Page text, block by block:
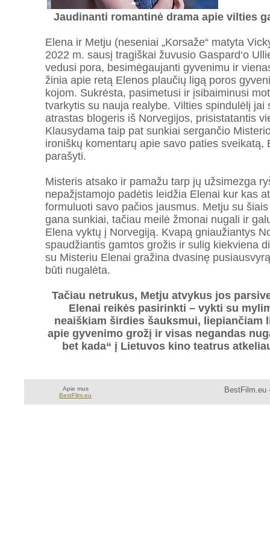
Jaudinanti romantinė drama apie vilties
Elena ir Metju (neseniai „Korsaže“ matyta
2022 m. sausį tragiškai žuvusio Gaspard‘o
vedusi pora, besimėgaujanti gyvenimu ir
žinia apie retą Elenos plaučių ligą poros
kojom. Sukrėsta, pasimetusi ir įsibaiminusi
tvarkytis su nauja realybe. Vilties spindulėlį jai
atrastas blogeris iš Norvegijos, prisistatantis
Klausydama taip pat sunkiai sergančio
ironiškų komentarų apie savo paties sveikatą,
parašyti.
Misteris atsako ir pamažu tarp jų užsimezga
nepažįstamojo padėtis leidžia Elenai kur kas
formuluoti savo pačios jausmus. Metju su
gana sunkiai, tačiau meilė žmonai nugali ir
Elena vyktų į Norvegiją. Kvapą gniaužiantys
spaudžiantis gamtos grožis ir sulig kiekviena
su Misteriu Elenai gražina dvasinę
būti nugalėta.
Tačiau netrukus, Metju atvykus jos
Elenai reikės pasirinkti – vykti su
neaiškiam širdies šauksmui, liepiančiam
apie gyvenimo grožį ir visas negandas
bet kada“ į Lietuvos kino teatrus
Apie mus
BestFilm.eu